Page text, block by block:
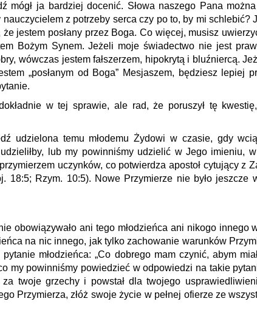
mógł ja bardziej docenić. Słowa naszego Pana
z potrzeby serca czy po to, by mi schlebić?
jestem posłany przez Boga. Co więcej, musisz
Bożym Synem. Jeżeli moje świadectwo nie jest
wówczas jestem fałszerzem, hipokrytą i bluźniercą.
„posłanym od Boga” Mesjaszem, będziesz lepiej
w tej sprawie, ale rad, że poruszył tę
udzielona temu młodemu Żydowi w czasie, gdy
lub my powinniśmy udzielić w Jego imieniu,
uczynków, co potwierdza apostoł cytujący z
18:5; Rzym. 10:5). Nowe Przymierze nie było jeszcze
obowiązywało ani tego młodzieńca ani nikogo innego
na nic innego, jak tylko zachowanie warunków
młodzieńca: „Co dobrego mam czynić, abym
my powinniśmy powiedzieć w odpowiedzi na takie
twoje grzechy i powstał dla twojego
Przymierza, złóż swoje życie w pełnej ofierze ze